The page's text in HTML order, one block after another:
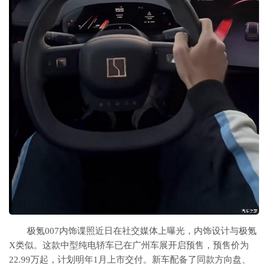
极氪007内饰谍照近日在社交媒体上曝光，内饰设计与极氪
X类似。这款中型纯电轿车已在广州车展开启预售，预售价为
22.99万起，计划明年1月上市交付。新车配备了同款方向盘、